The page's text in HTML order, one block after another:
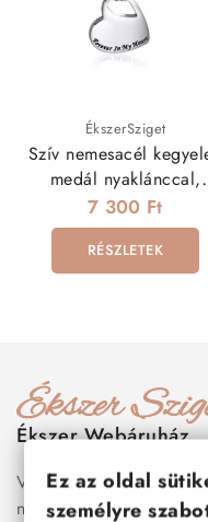
ÉkszerSziget
Szív nemesacél
medál nyaklánccal,
gravírozott szöveggel
7 300 Ft
RÉSZLETEK
Ékszer Webáruház
Válogass több száz
nemesacél ékszer és
Ez az oldal
személyre